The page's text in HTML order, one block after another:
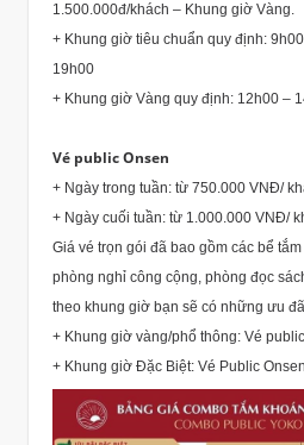
1.500.000đ/khách – Khung giờ Vàng.
+ Khung giờ tiêu chuẩn quy định:
19h00
+ Khung giờ Vàng quy định: 12h00 –
Vé public Onsen
+ Ngày trong tuần: từ 750.000 VNĐ/
+ Ngày cuối tuần: từ 1.000.000 VNĐ/
Giá vé trọn gói đã bao gồm các bể
phòng nghỉ công cộng, phòng đọc
theo khung giờ bạn sẽ có những ưu
+ Khung giờ vàng/phổ thông: Vé
+ Khung giờ Đặc Biệt: Vé Public